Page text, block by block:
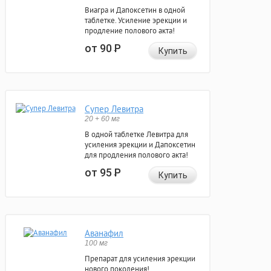
Виагра и Дапоксетин в одной
таблетке. Усиление эрекции и
продление полового акта!
от 90Р Купить
Супер Левитра
20 + 60 мг
В одной таблетке Левитра для
усиления эрекции и Дапоксетин
для продления полового акта!
от 95Р Купить
Аванафил
100 мг
Препарат для усиления эрекции